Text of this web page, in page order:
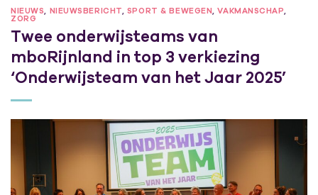
NIEUWS NIEUWSBERICHT SPORT & BEWEGEN ,VAKMANSCHAP
ZORG
Twee onderwijsteams van
mboRijnland in top 3 verkiezing
‘Onderwijsteam van het Jaar 2025’